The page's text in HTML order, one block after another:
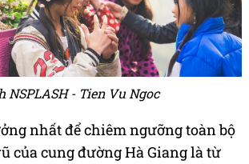
NSPLASH - Tien Vu Ngoc
nhất để chiêm ngưỡng toàn bộ
của cung đường Hà Giang là từ